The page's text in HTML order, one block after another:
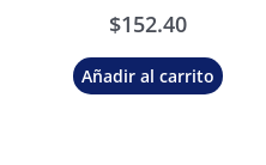
$152.40
Añadir al carrito